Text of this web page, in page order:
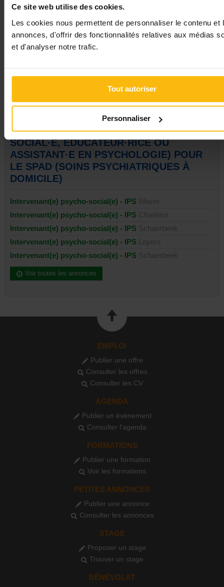
Ce site web utilise des cookies.
Les cookies nous permettent de personnaliser le contenu et
annonces, d'offrir des fonctionnalités relatives aux médias
et d'analyser notre trafic.
Tout autoriser
Personnaliser
Signaler
PUBLIER UNE ANNONCE
AUTRES ANNONCES INTERVENANT·E
PSYCHO-SOCIAL·E (ASSISTANT·E
SOCIAL·E, EDUCATEUR·RICE OU
ASSISTANT·E EN PSYCHOLOGIE) POUR
LE SPAD (SOINS PSYCHIATRIQUES À
DOMICILE)
Intervenant(e) psycho-social(e) - IPS
Intervenant(e) psycho-social(e) - IPS
Intervenant(e) psycho-social(e) - IPS
Intervenant(e) psycho-social(e) - IPS
Intervenant(e) psycho-social(e) - IPS
Voir toutes les annonces
EMPLOI
Publier une offre
Consulter les offres
Consulter les CV
AGENDA
Publier un événement
Consulter l'agenda
FORMATIONS
Publier une formation
Voir les formations
PETITES ANNONCES
Publier une annonce
Consulter les annonces
STAGE
Proposer un stage
Trouver un stage
BÉNÉVOLAT